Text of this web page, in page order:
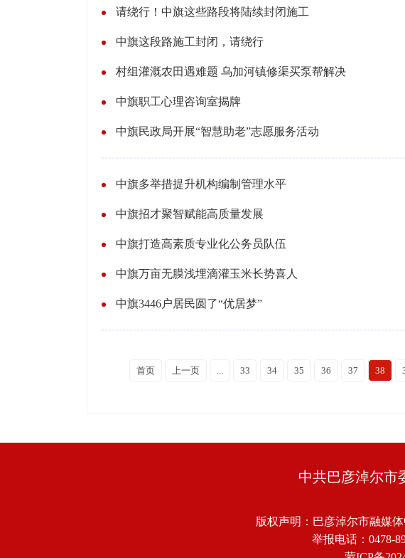
请绕行！中旗这些路段将陆续封闭施工
中旗这段路施工封闭，请绕行
村组灌溉农田遇难题 乌加河镇修渠买泵帮解决
中旗职工心理咨询室揭牌
中旗民政局开展“智慧助老”志愿服务活动
中旗多举措提升机构编制管理水平
中旗招才聚智赋能高质量发展
中旗打造高素质专业化公务员队伍
中旗万亩无膜浅埋滴灌玉米长势喜人
中旗3446户居民圆了“优居梦”
首页 上一页 ... 33 34 35 36 37 38
中共巴彦淖尔市
版权声明：巴彦淖尔市融媒
举报电话：0478-